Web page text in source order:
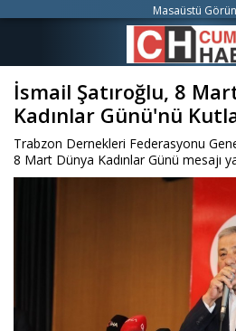
İsmail Şatıroğlu, 8
Kadınlar Günü'nü
Trabzon Dernekleri Federasyonu
8 Mart Dünya Kadınlar Günü mesajı
Masaüstü